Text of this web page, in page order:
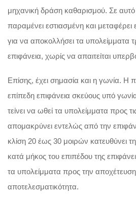
μηχανική δράση καθαρισμού. Σε
παραμένει εστιασμένη και μεταφέρει
για να αποκολλήσει τα υπολείμματα
επιφάνεια, χωρίς να απαιτείται
Επίσης, έχει σημασία και η γωνία. Η
επίπεδη επιφάνεια σκεύους υπό
τείνει να ωθεί τα υπολείμματα προς
απομακρύνει εντελώς από την
κλίση 20 έως 30 μοιρών κατευθύνει
κατά μήκος του επιπέδου της
τα υπολείμματα προς την
αποτελεσματικότητα.